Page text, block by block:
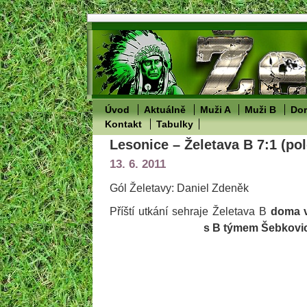
Úvod Aktuálně Muži A Muži B
Kontakt
Tabulky
Lesonice – Želetava B 7:1
13. 6. 2011
Gól Želetavy: Daniel Zdeněk
Příští utkání sehraje Želetava B doma
s B týmem